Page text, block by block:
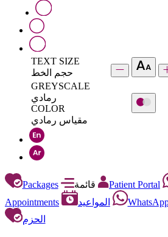
TEXT SIZE
حجم الخط
GREYSCALE
رمادي
COLOR
مقياس رمادي
Packages Patient Portal
Appointments
المواعيد
الحزم